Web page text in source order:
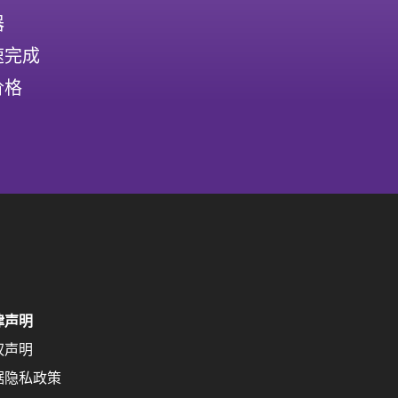
成
格
声明
声明
隐私政策